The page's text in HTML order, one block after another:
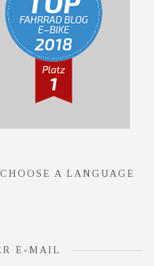
A LANGUAGE
E-MAIL